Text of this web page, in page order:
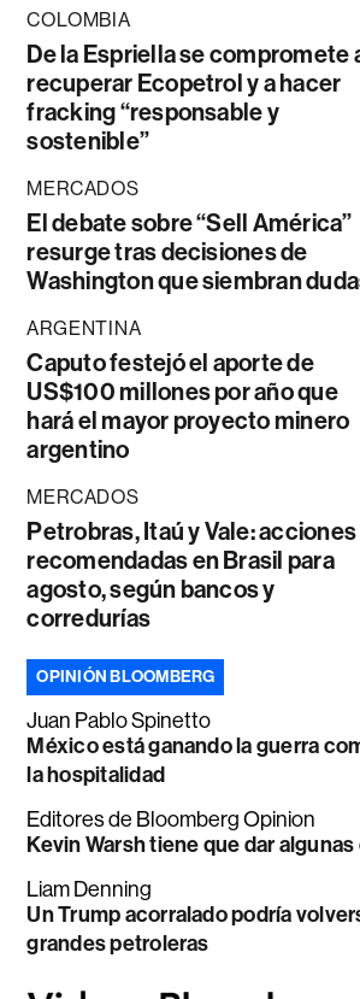
COLOMBIA
De la Espriella se compromete
recuperar Ecopetrol y a hacer
fracking “responsable y
sostenible”
MERCADOS
El debate sobre “Sell América”
resurge tras decisiones de
Washington que siembran
ARGENTINA
Caputo festejó el aporte de
US$100 millones por año que
hará el mayor proyecto minero
argentino
MERCADOS
Petrobras, Itaú y Vale: acciones
recomendadas en Brasil para
agosto, según bancos y
corredurías
OPINIÓN BLOOMBERG
Juan Pablo Spinetto
México está ganando la guerra
la hospitalidad
Editores de Bloomberg Opinion
Kevin Warsh tiene que dar
Liam Denning
Un Trump acorralado podría
grandes petroleras